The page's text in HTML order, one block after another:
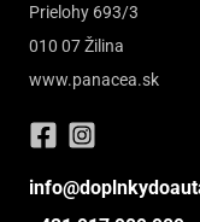
Prielohy 693/3
010 07 Žilina
www.panacea.sk